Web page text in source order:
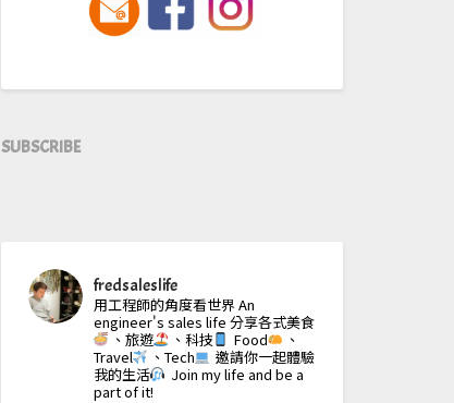
SUBSCRIBE
fredsaleslife
用工程師的角度看世界 An
engineer's sales life 分享各式美食
、旅遊
、科技 Food
、
Travel
、Tech
邀請你一起體驗
我的生活
Join my life and be a
part of it!